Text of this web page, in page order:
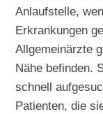
Anlaufstelle,
Erkrankungen
Allgemeinärzte
Nähe befinden.
schnell
Patienten, die